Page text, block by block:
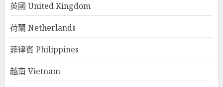
英國 United Kingdom
荷蘭 Netherlands
菲律賓 Philippines
越南 Vietnam